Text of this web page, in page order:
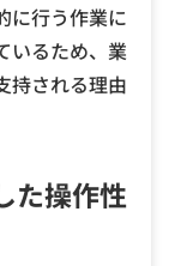
に行う作業に
いるため、業
持される理由
た操作性